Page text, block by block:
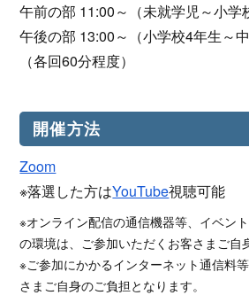
午前の部 11:00～（未就学児～小学
午後の部 13:00～（小学校4年生～中
（各回60分程度）
開催方法
Zoom
※落選した方はYouTube視聴可能
※オンライン配信の通信機器等、イベン
の環境は、ご参加いただくお客さまご自
※ご参加にかかるインターネット通信料
さまご自身のご負担となります。